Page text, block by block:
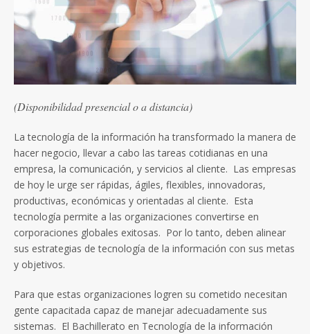
(Disponibilidad presencial o a distancia)
La tecnología de la información ha transformado la manera de
hacer negocio, llevar a cabo las tareas cotidianas en una
empresa, la comunicación, y servicios al cliente. Las empresas
de hoy le urge ser rápidas, ágiles, flexibles, innovadoras,
productivas, económicas y orientadas al cliente. Esta
tecnología permite a las organizaciones convertirse en
corporaciones globales exitosas. Por lo tanto, deben alinear
sus estrategias de tecnología de la información con sus metas
y objetivos.
Para que estas organizaciones logren su cometido necesitan
gente capacitada capaz de manejar adecuadamente sus
sistemas. El Bachillerato en Tecnología de la información